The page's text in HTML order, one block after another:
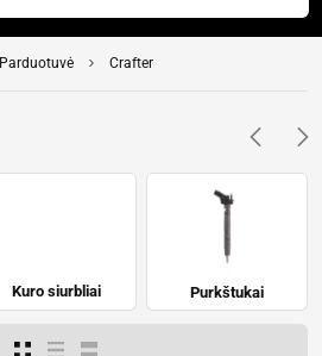
Parduotuvė Crafter
Kuro siurbliai Purkštukai